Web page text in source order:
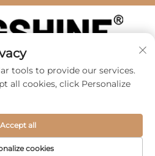
SHAOXING TANG CAI
- Politika zasebnosti
tools to provide our services.
all cookies, click Personalize
cookies
Accept all